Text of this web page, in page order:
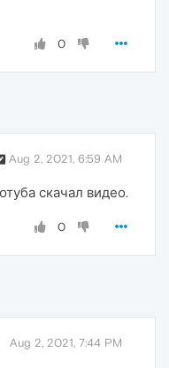
0
Aug 2, 2021, 6:59 AM
скачал видео.
0
Aug 2, 2021, 7:44 PM